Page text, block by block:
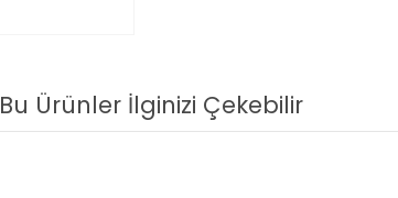
Bu Ürünler İlginizi Çekebilir